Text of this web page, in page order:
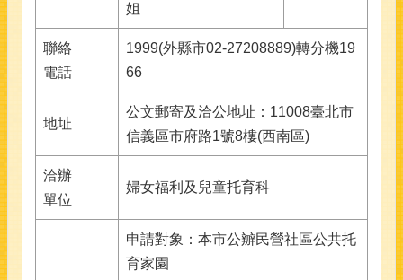
姐
聯絡
電話
1999(外縣市02-27208889)轉分機19
66
地址
公文郵寄及洽公地址：11008臺北市
信義區市府路1號8樓(西南區)
洽辦
單位
婦女福利及兒童托育科
申請對象：本市公辧民營社區公共托
育家園